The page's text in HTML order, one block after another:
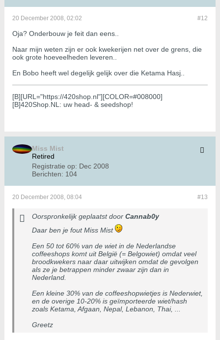
#12
20 December 2008, 02:02
Oja? Onderbouw je feit dan eens..
Naar mijn weten zijn er ook kwekerijen net over de grens, die
ook grote hoeveelheden leveren..
En Bobo heeft wel degelijk gelijk over die Ketama Hasj..
[B][URL="https://420shop.nl"][COLOR=#008000]
[B]420Shop.NL: uw head- & seedshop!
Miss Mist
Retired
Registratie op: Dec 2008
Berichten: 104
#13
20 December 2008, 08:04
Oorspronkelijk geplaatst door Cannab0y
Daar ben je fout Miss Mist
Een 50 tot 60% van de wiet in de Nederlandse
coffeeshops komt uit België (= Belgowiet) omdat veel
broodkwekers naar daar uitwijken omdat de gevolgen
als ze je betrappen minder zwaar zijn dan in
Nederland.
Een kleine 30% van de coffeeshopwietjes is Nederwiet,
en de overige 10-20% is geïmporteerde wiet/hash
zoals Ketama, Afgaan, Nepal, Lebanon, Thai, ...
Greetz